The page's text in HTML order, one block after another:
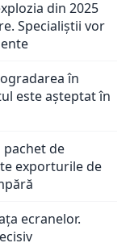
din 2025
Specialiștii vor
în
este așteptat în
pachet de
exporturile de
ecranelor.